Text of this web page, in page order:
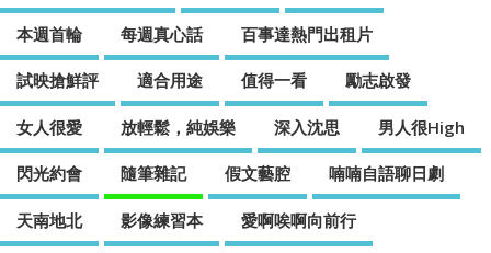
本週首輪 每週真心話 百事達熱門出租片
試映搶鮮評 適合用途 值得一看 勵志啟發
女人很愛 放輕鬆，純娛樂 深入沈思 男人很High
閃光約會 隨筆雜記 假文藝腔 喃喃自語聊日劇
天南地北 影像練習本 愛啊唉啊向前行